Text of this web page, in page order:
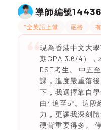
導師編號
*全英語上堂 嚴格
現為香港中文大
期GPA 3.6/4），
DSE考生。 中五
課，進度嚴重落
下，我選擇靠自
由4追至5*。這段
力，更讓我深刻
硬背重要得多。